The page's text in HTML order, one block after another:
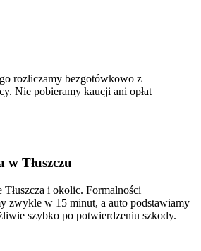
rozliczamy bezgotówkowo z
Nie pobieramy kaucji ani opłat
w Tłuszczu
Tłuszcza i okolic. Formalności
zwykle w 15 minut, a auto podstawiamy
szybko po potwierdzeniu szkody.